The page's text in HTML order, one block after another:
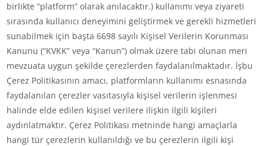
birlikte “platform” olarak anılacaktır.) kullanımı veya ziyareti
sırasında kullanıcı deneyimini geliştirmek ve gerekli hizmetleri
sunabilmek için başta 6698 sayılı Kişisel Verilerin Korunması
Kanunu (“KVKK” veya “Kanun”) olmak üzere tabi olunan meri
mevzuata uygun şekilde çerezlerden faydalanılmaktadır. İşbu
Çerez Politikasının amacı, platformların kullanımı esnasında
faydalanılan çerezler vasıtasıyla kişisel verilerin işlenmesi
halinde elde edilen kişisel verilere ilişkin ilgili kişileri
aydınlatmaktır. Çerez Politikası metninde hangi amaçlarla
hangi tür çerezlerin kullanıldığı ve bu çerezlerin ilgili kişi